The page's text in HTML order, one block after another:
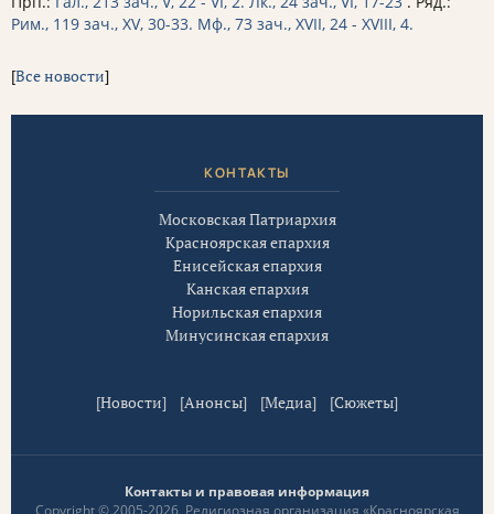
Рим., 119 зач., XV, 30-33. Мф., 73 зач., XVII, 24 - XVIII, 4.
[Все новости]
КОНТАКТЫ
Московская Патриархия
Красноярская епархия
Енисейская епархия
Канская епархия
Норильская епархия
Минусинская епархия
[Новости] [Анонсы] [Медиа] [Сюжеты]
Контакты и правовая информация
Copyright © 2005-2026, Религиозная организация «Красноярская